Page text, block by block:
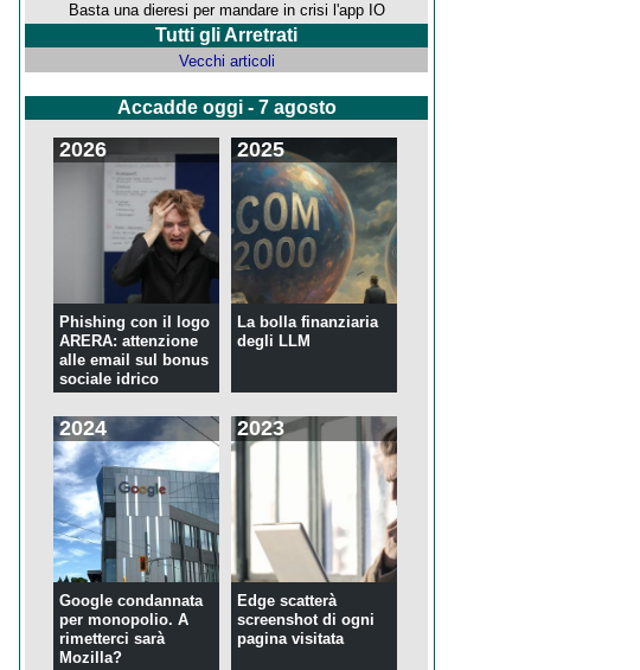
Basta una dieresi per mandare in crisi l'app IO
Tutti gli Arretrati
Vecchi articoli
Accadde oggi - 7 agosto
2026
Phishing con il logo
ARERA: attenzione
alle email sul bonus
sociale idrico
2025
La bolla finanziaria
degli LLM
2024
Google condannata
per monopolio. A
rimetterci sarà
Mozilla?
2023
Edge scatterà
screenshot di ogni
pagina visitata